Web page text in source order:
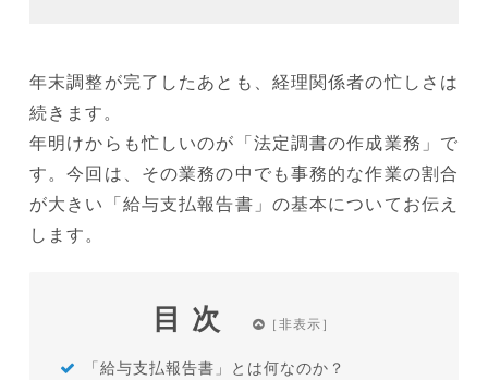
年末調整が完了したあとも、経理関係者の忙しさは
続きます。
年明けからも忙しいのが「法定調書の作成業務」で
す。今回は、その業務の中でも事務的な作業の割合
が大きい「給与支払報告書」の基本についてお伝え
します。
目次
「給与支払報告書」とは何なのか？